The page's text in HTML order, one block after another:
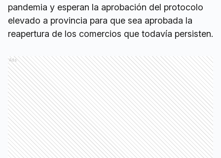
pandemia y esperan la aprobación del protocolo
elevado a provincia para que sea aprobada la
reapertura de los comercios que todavía persisten.
Ads